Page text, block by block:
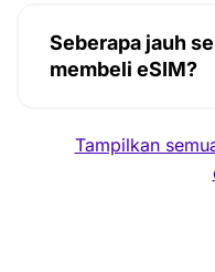
Seberapa jauh
membeli eSIM?
Tampilkan